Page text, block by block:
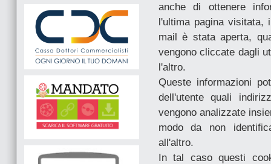
anche di ottenere
l'ultima pagina visitata,
mail è stata aperta,
vengono cliccate dagli
l'altro.
Queste informazioni
dell'utente quali
vengono analizzate
modo da non
all'altro.
In tal caso questi